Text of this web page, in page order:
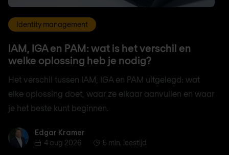
Identity management
IAM, IGA en PAM: wat is het verschil en
welke oplossing heb je nodig?
Het verschil tussen IAM, IGA en PAM uitgelegd: wat
elke oplossing doet, waar ze elkaar aanvullen en waar
je het beste kunt beginnen.
Edgar KramerEdgar Kramer
4 aug 2026
5 min. leestijd